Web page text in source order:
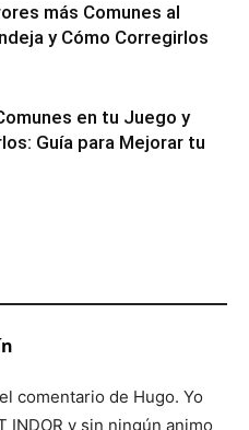
más Comunes al
y Cómo Corregirlos
en tu Juego y
Guía para Mejorar tu
comentario de Hugo. Yo
INDOR y sin ningún animo